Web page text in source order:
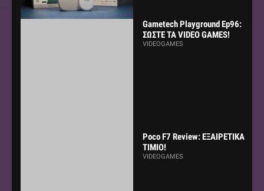
Gametech Playground Ep96:
ΣΩΣΤΕ ΤΑ VIDEO GAMES!
VIDEOGAMES
Poco F7 Review: ΕΞΑΙΡΕΤΙΚΑ
ΤΙΜΙΟ!
VIDEOGAMES